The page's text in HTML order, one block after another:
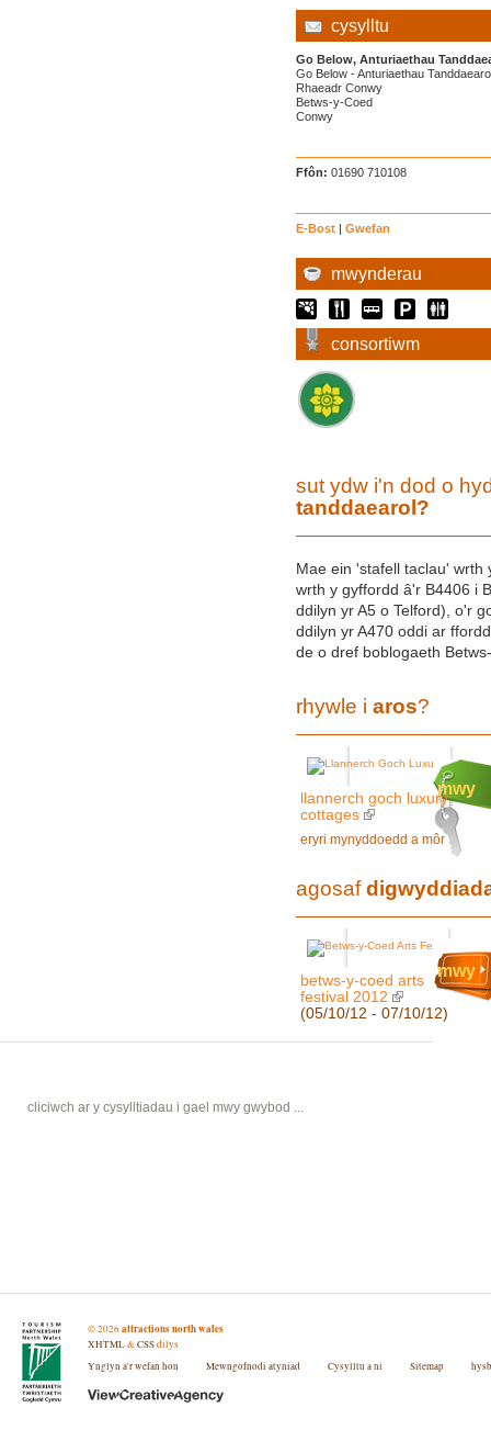
cysylltu
Go Below, Anturiaethau
Go Below - Anturiaethau
Rhaeadr Conwy
Betws-y-Coed
Conwy
Ffôn: 01690 710108
E-Bost | Gwefan
mwynderau
consortiwm
sut ydw i'n dod o
tanddaearol?
Mae ein 'stafell taclau' wrth
wrth y gyffordd â'r B4406 i
ddilyn yr A5 o Telford), o'r
ddilyn yr A470 oddi ar
de o dref boblogaeth
rhywle i aros?
llannerch goch luxury
cottages
eryri mynyddoedd a môr
mwy
agosaf
betws-y-coed arts
festival 2012
(05/10/12 - 07/10/12)
mwy
cliciwch ar y cysylltiadau i gael mwy gwybod ...
©2026attractions north wales
XHTML&CSSdilys
Ynglyn a'r wefan hon
Mewngofnodi atyniad Cysylltu a ni Sitemap